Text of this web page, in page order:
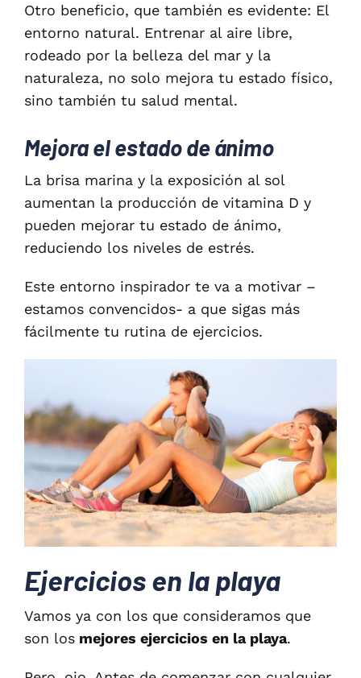
Otro beneficio, que también es evidente: El
entorno natural. Entrenar al aire libre,
rodeado por la belleza del mar y la
naturaleza, no solo mejora tu estado físico,
sino también tu salud mental.
Mejora el estado de ánimo
La brisa marina y la exposición al sol
aumentan la producción de vitamina D y
pueden mejorar tu estado de ánimo,
reduciendo los niveles de estrés.
Este entorno inspirador te va a motivar –
estamos convencidos- a que sigas más
fácilmente tu rutina de ejercicios.
Ejercicios en la playa
Vamos ya con los que consideramos que
son losmejores ejercicios en la playa.